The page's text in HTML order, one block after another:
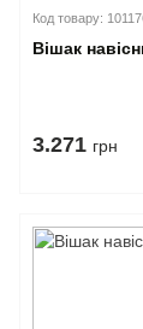
Код товару:
Вішак
3.271 грн